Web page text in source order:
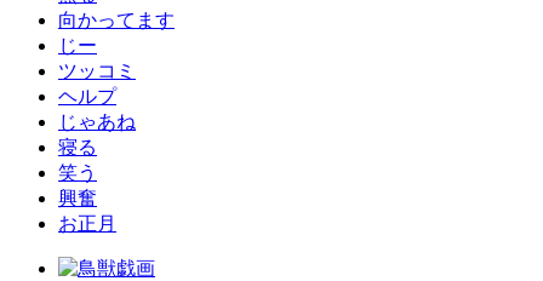
向かってます
じー
ツッコミ
ヘルプ
じゃあね
寝る
笑う
興奮
お正月